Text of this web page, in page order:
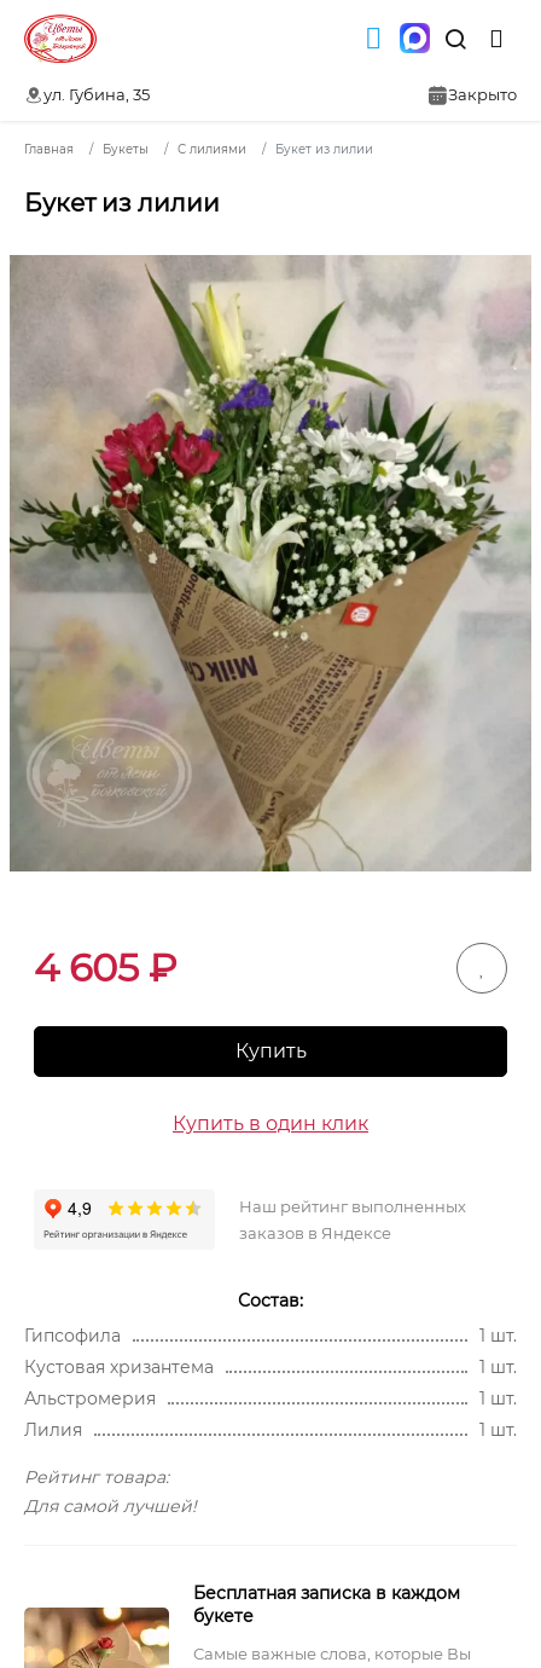
ул. Губина, 35 Закрыто
Главная Букеты С лилиями Букет из лилии
Букет из лилии
4 605₽
Купить
Купить в один клик
Наш рейтинг выполненных
заказов в Яндексе
Состав:
Гипсофила
1 шт.
Кустовая хризантема
1 шт.
Альстромерия
1 шт.
Лилия
1 шт.
Рейтинг товара:
Для самой лучшей!
Бесплатная записка в каждом
букете
Самые важные слова, которые Вы